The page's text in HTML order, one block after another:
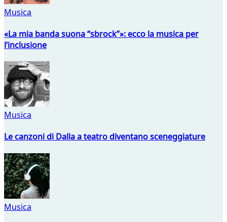
Musica
«La mia banda suona “sbrock”»: ecco la musica per
l’inclusione
Musica
Le canzoni di Dalla a teatro diventano sceneggiature
Musica